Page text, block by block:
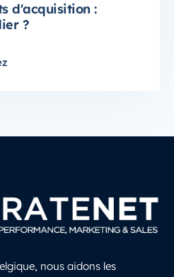
d'acquisition :
?
nous aidons les